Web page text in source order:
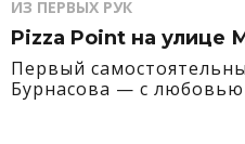
ИЗ ПЕРВЫХ РУК
Pizza Point на улице
Первый
Бурнасова — с